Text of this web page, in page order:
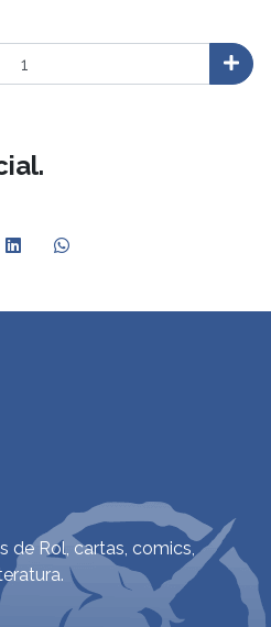
de Rol, cartas, comics,